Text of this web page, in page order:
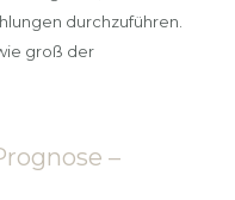
durchzuführen.
groß der
–